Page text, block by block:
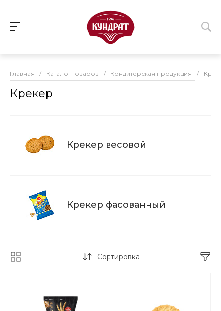
Главная / Каталог товаров / Кондитерская продукция /
Крекер
Крекер весовой
Крекер фасованный
Сортировка